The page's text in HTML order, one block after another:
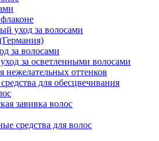
уход за волосами
за волосами
за осветленными волосами
нежелательных оттенков
для обесцвечивания
завивка волос
средства для волос